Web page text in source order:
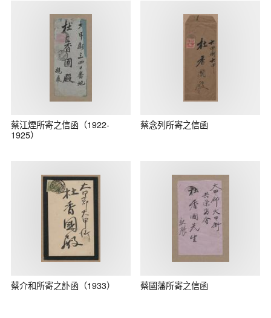
蔡江煙所寄之信函（1922-
1925）
蔡念列所寄之信函
蔡介和所寄之訃函（1933） 蔡國藩所寄之信函